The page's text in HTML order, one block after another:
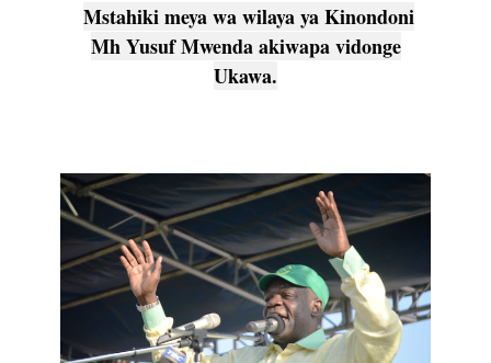
Mstahiki meya wa wilaya ya Kinondoni
Mh Yusuf Mwenda akiwapa vidonge
Ukawa.